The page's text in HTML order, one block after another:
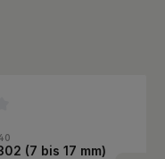
(7 bis 17 mm)